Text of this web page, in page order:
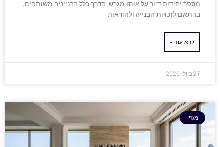
מספר יחידות דיור על אותו מגרש, בדרך כלל בבניינים משותפים,
בהתאם לזכויות הבנייה ולהוראות
קרא עוד »
27 ביולי 2026
מגזין